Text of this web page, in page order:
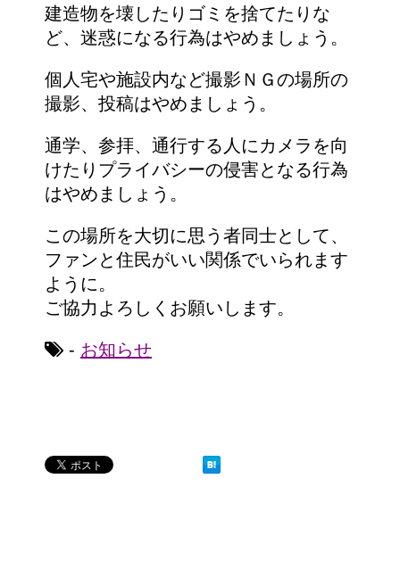
建造物を壊したりゴミを捨てたりな
ど、迷惑になる行為はやめましょう。
個人宅や施設内など撮影ＮＧの場所の
撮影、投稿はやめましょう。
通学、参拝、通行する人にカメラを向
けたりプライバシーの侵害となる行為
はやめましょう。
この場所を大切に思う者同士として、
ファンと住民がいい関係でいられます
ように。
ご協力よろしくお願いします。
- お知らせ